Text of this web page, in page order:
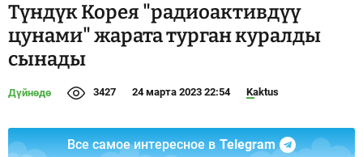
Түндүк Корея "радиоактивдүү
цунами" жарата турган куралды
сынады
Дүйнөдө 3427 24 марта 2023 22:54 Kaktus
Все самое интересное в Telegram